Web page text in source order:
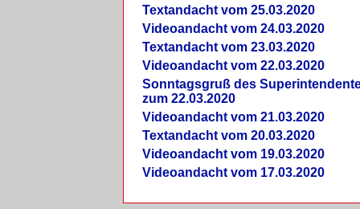
Textandacht vom 25.03.2020
Videoandacht vom 24.03.2020
Textandacht vom 23.03.2020
Videoandacht vom 22.03.2020
Sonntagsgruß des
zum 22.03.2020
Videoandacht vom 21.03.2020
Textandacht vom 20.03.2020
Videoandacht vom 19.03.2020
Videoandacht vom 17.03.2020